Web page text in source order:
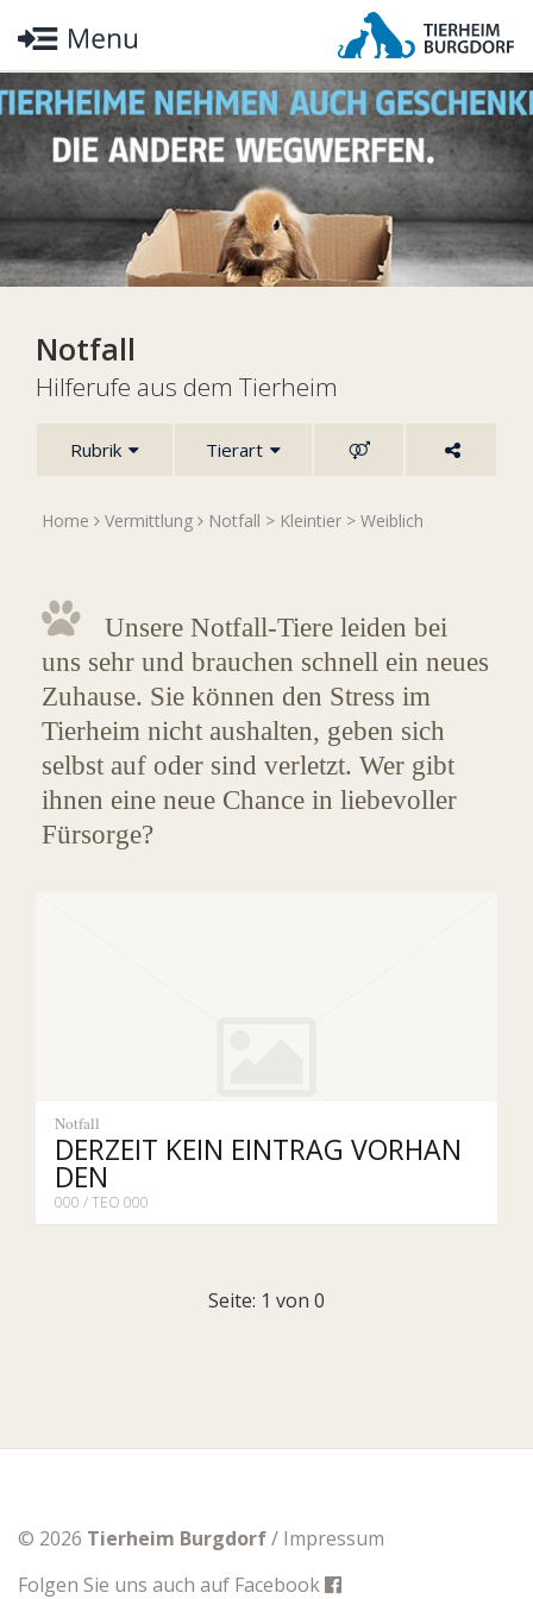
Notfall
Hilferufe aus dem Tierheim
Rubrik Tierart
Home Vermittlung Notfall > Kleintier > Weiblich
Unsere Notfall-Tiere leiden bei
uns sehr und brauchen schnell ein neues
Zuhause. Sie können den Stress im
Tierheim nicht aushalten, geben sich
selbst auf oder sind verletzt. Wer gibt
ihnen eine neue Chance in liebevoller
Fürsorge?
Notfall
DERZEIT KEIN EINTRAG VORHAN
DEN
000 / TEO 000
Seite: 1 von 0
© 2026 Tierheim Burgdorf/ Impressum
Folgen Sie uns auch auf Facebook